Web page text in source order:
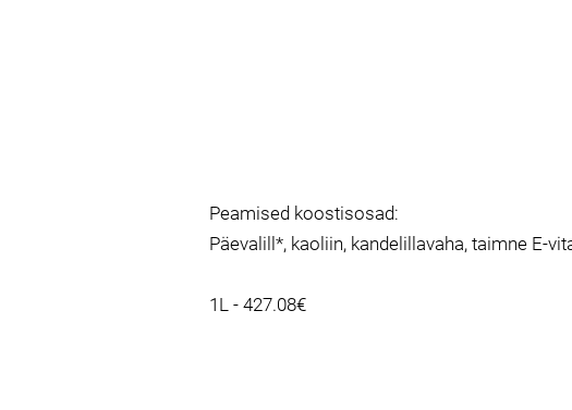
Peamised koostisosad:
Päevalill*, kaoliin, kandelillavaha, taimne E-
1L - 427.08€